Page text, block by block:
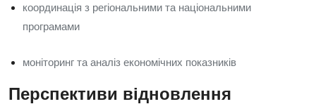
координація з регіональними та національними
програмами
моніторинг та аналіз економічних показників
Перспективи відновлення